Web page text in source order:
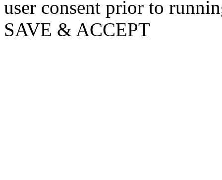
user consent prior to
SAVE & ACCEPT